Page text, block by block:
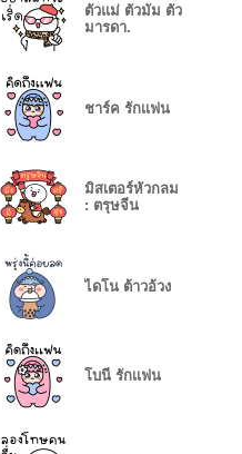
ตัวแม่ ตัวมัม ตัว
มารดา.
ชาร์ค รักเเฟน
มิสเตอร์หัวกลม
: ตรุษจีน
ไดโน ต้าวอ้วง
โบนี่ รักเเฟน